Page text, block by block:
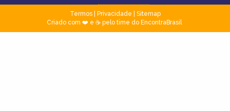
Termos| Privacidade
Sitemap
Criado com ❤️ e ☕ pelo time do EncontraBrasil